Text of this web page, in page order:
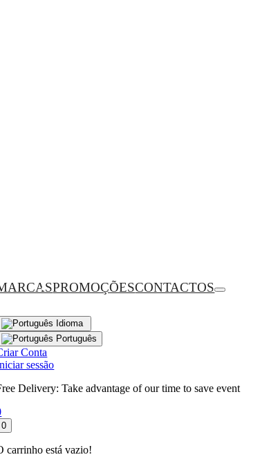
PROMOÇÕESCONTACTOS
Idioma
Português
Conta
sessão
Delivery: Take advantage of our time to save event
0
carrinho está vazio!